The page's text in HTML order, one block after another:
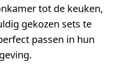
tot de keuken,
gekozen sets te
passen in hun